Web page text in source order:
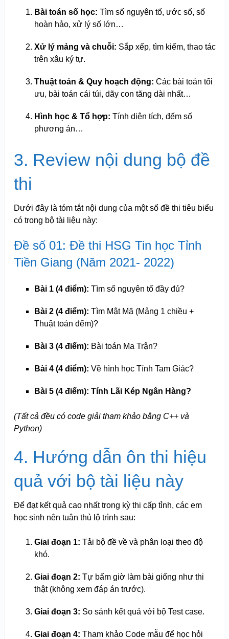
Bài toán số học: Tìm số nguyên tố, ước số, số
hoàn hảo, xử lý số lớn…
Xử lý mảng và chuỗi: Sắp xếp, tìm kiếm, thao tác
trên xâu ký tự.
Thuật toán & Quy hoạch động: Các bài toán tối
ưu, bài toán cái túi, dãy con tăng dài nhất…
Hình học & Tổ hợp: Tính diện tích, đếm số
phương án…
3. Review nội dung bộ đề
thi
Dưới đây là tóm tắt nội dung của một số đề thi tiêu biểu
có trong bộ tài liệu này:
Đề số 01: Đề thi HSG Tin học Tỉnh
Tiền Giang (Năm 2021- 2022)
Bài 1 (4 điểm): Tìm số nguyên tố đầy đủ?
Bài 2 (4 điểm): Tìm Mật Mã (Mảng 1 chiều +
Thuật toán đếm)?
Bài 3 (4 điểm): Bài toán Ma Trận?
Bài 4 (4 điểm): Về hình học Tính Tam Giác?
Bài 5 (4 điểm): Tính Lãi Kép Ngân Hàng?
(Tất cả đều có code giải tham khảo bằng C++ và
Python)
4. Hướng dẫn ôn thi hiệu
quả với bộ tài liệu này
Để đạt kết quả cao nhất trong kỳ thi cấp tỉnh, các em
học sinh nên tuân thủ lộ trình sau:
Giai đoạn 1: Tải bộ đề về và phân loại theo độ
khó.
Giai đoạn 2: Tự bấm giờ làm bài giống như thi
thật (không xem đáp án trước).
Giai đoạn 3: So sánh kết quả với bộ Test case.
Giai đoạn 4: Tham khảo Code mẫu để học hỏi